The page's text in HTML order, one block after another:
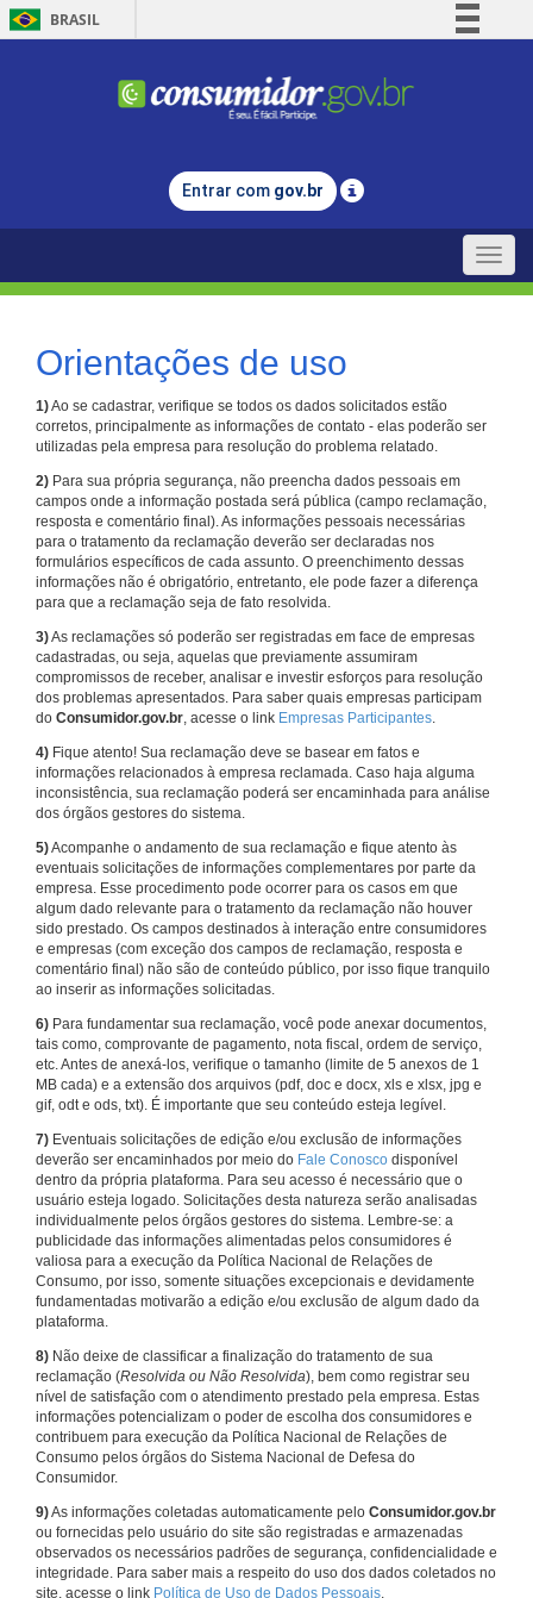
BRASIL
Comunica BR
Legislação
Entrar com gov.br
Toggle
Orientações de uso
1)Ao se cadastrar, verifique se todos os dados solicitados estão
corretos, principalmente as informações de contato - elas poderão ser
utilizadas pela empresa para resolução do problema relatado.
2) Para sua própria segurança, não preencha dados pessoais em
campos onde a informação postada será pública (campo reclamação,
resposta e comentário final). As informações pessoais necessárias
para o tratamento da reclamação deverão ser declaradas nos
formulários específicos de cada assunto. O preenchimento dessas
informações não é obrigatório, entretanto, ele pode fazer a diferença
para que a reclamação seja de fato resolvida.
3)As reclamações só poderão ser registradas em face de empresas
cadastradas, ou seja, aquelas que previamente assumiram
compromissos de receber, analisar e investir esforços para resolução
dos problemas apresentados. Para saber quais empresas participam
do Consumidor.gov.br, acesse o link Empresas Participantes.
4) Fique atento! Sua reclamação deve se basear em fatos e
informações relacionados à empresa reclamada. Caso haja alguma
inconsistência, sua reclamação poderá ser encaminhada para análise
dos órgãos gestores do sistema.
5)Acompanhe o andamento de sua reclamação e fique atento às
eventuais solicitações de informações complementares por parte da
empresa. Esse procedimento pode ocorrer para os casos em que
algum dado relevante para o tratamento da reclamação não houver
sido prestado. Os campos destinados à interação entre consumidores
e empresas (com exceção dos campos de reclamação, resposta e
comentário final) não são de conteúdo público, por isso fique tranquilo
ao inserir as informações solicitadas.
6) Para fundamentar sua reclamação, você pode anexar documentos,
tais como, comprovante de pagamento, nota fiscal, ordem de serviço,
etc. Antes de anexá-los, verifique o tamanho (limite de 5 anexos de 1
MB cada) e a extensão dos arquivos (pdf, doc e docx, xls e xlsx, jpg e
gif, odt e ods, txt). É importante que seu conteúdo esteja legível.
7) Eventuais solicitações de edição e/ou exclusão de informações
deverão ser encaminhados por meio do Fale Conosco disponível
dentro da própria plataforma. Para seu acesso é necessário que o
usuário esteja logado. Solicitações desta natureza serão analisadas
individualmente pelos órgãos gestores do sistema. Lembre-se: a
publicidade das informações alimentadas pelos consumidores é
valiosa para a execução da Política Nacional de Relações de
Consumo, por isso, somente situações excepcionais e devidamente
fundamentadas motivarão a edição e/ou exclusão de algum dado da
plataforma.
8) Não deixe de classificar a finalização do tratamento de sua
reclamação (Resolvida ou Não Resolvida), bem como registrar seu
nível de satisfação com o atendimento prestado pela empresa. Estas
informações potencializam o poder de escolha dos consumidores e
contribuem para execução da Política Nacional de Relações de
Consumo pelos órgãos do Sistema Nacional de Defesa do
Consumidor.
9)As informações coletadas automaticamente pelo Consumidor.gov.br
ou fornecidas pelo usuário do site são registradas e armazenadas
observados os necessários padrões de segurança, confidencialidade e
integridade. Para saber mais a respeito do uso dos dados coletados no
site, acesse o link Política de Uso de Dados Pessoais.